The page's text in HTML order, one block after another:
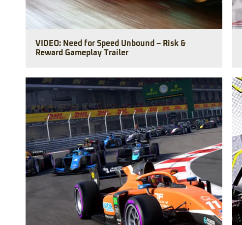
VIDEO: Need for Speed Unbound – Risk &
Reward Gameplay Trailer